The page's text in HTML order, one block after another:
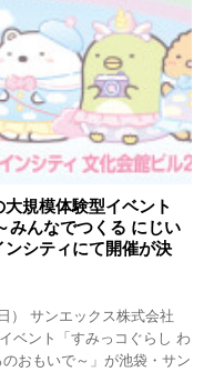
規模体験型イベント
みんなでつくる にじい
シティにて開催が決
） サンエックス株式会社
ベント「すみっコぐらし わ
おもいで～」が池袋・サン